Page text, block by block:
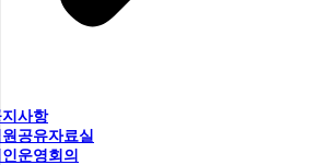
사항
공유자료실
운영회의